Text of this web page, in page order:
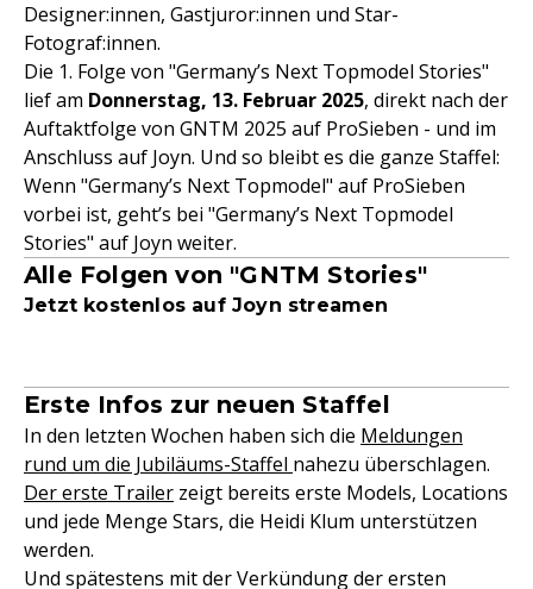
Designer:innen, Gastjuror:innen und Star-
Fotograf:innen.
Die 1. Folge von "Germany’s Next Topmodel Stories"
lief am Donnerstag, 13. Februar 2025, direkt nach der
Auftaktfolge von GNTM 2025 auf ProSieben - und im
Anschluss auf Joyn. Und so bleibt es die ganze Staffel:
Wenn "Germany’s Next Topmodel" auf ProSieben
vorbei ist, geht’s bei "Germany’s Next Topmodel
Stories" auf Joyn weiter.
Alle Folgen von "GNTM Stories"
Jetzt kostenlos auf Joyn streamen
Erste Infos zur neuen Staffel
In den letzten Wochen haben sich die Meldungen
rund um die Jubiläums-Staffel nahezu überschlagen.
Der erste Trailer zeigt bereits erste Models, Locations
und jede Menge Stars, die Heidi Klum unterstützen
werden.
Und spätestens mit der Verkündung der ersten